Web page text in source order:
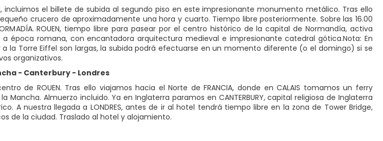
incluimos el billete de subida al segundo piso en este impresionante monumento metálico. Tras ello
crucero de aproximadamente una hora y cuarto. Tiempo libre posteriormente. Sobre las 16.00
ROUEN, tiempo libre para pasear por el centro histórico de la capital de Normandía, activa
época romana, con encantadora arquitectura medieval e impresionante catedral gótica.Nota: En
a la Torre Eiffel son largas, la subida podrá efectuarse en un momento diferente (o el domingo) si se
organizativos.
- Canterbury - Londres
de ROUEN. Tras ello viajamos hacia el Norte de FRANCIA, donde en CALAIS tomamos un ferry
Mancha. Almuerzo incluido. Ya en Inglaterra paramos en CANTERBURY, capital religiosa de Inglaterra
A nuestra llegada a LONDRES, antes de ir al hotel tendrá tiempo libre en la zona de Tower Bridge,
de la ciudad. Traslado al hotel y alojamiento.